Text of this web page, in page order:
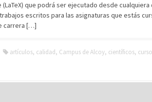
que podrá ser ejecutado desde cualquiera
escritos para las asignaturas que estás
carrera […]
artículos, calidad, Campus de Alcoy, científicos, curso